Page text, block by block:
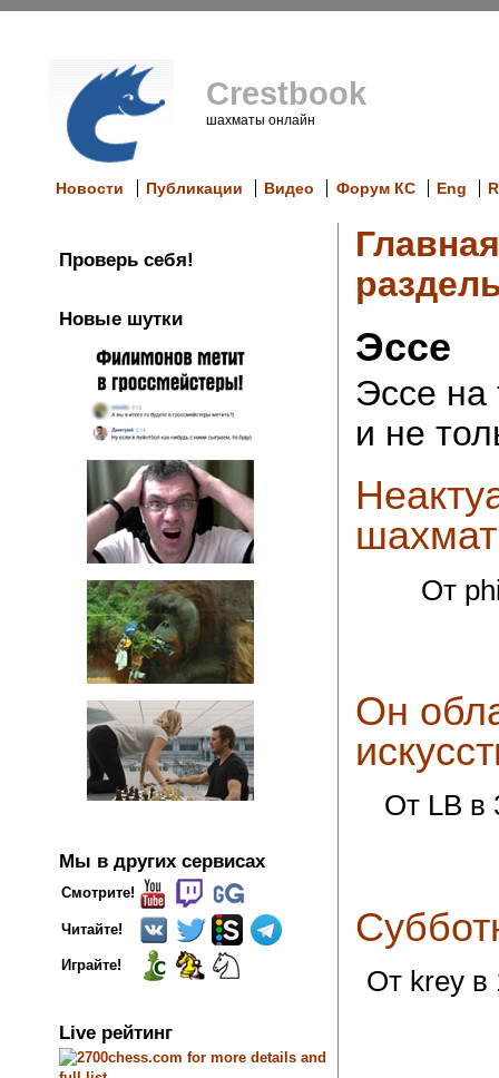
Crestbook
шахматы онлайн
Новости Публикации Видео Форум КС Eng
Проверь себя!
Новые шутки
Мы в других сервисах
Смотрите!
Читайте!
Играйте!
Live рейтинг
Главная
Эссе
Эссе на
и не
От
Он
От LB в
От krey в